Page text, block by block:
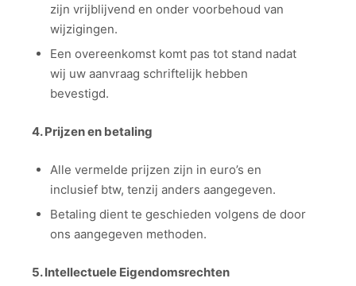
zijn vrijblijvend en onder voorbehoud van
wijzigingen.
Een overeenkomst komt pas tot stand nadat
wij uw aanvraag schriftelijk hebben
bevestigd.
4. Prijzen en betaling
Alle vermelde prijzen zijn in euro’s en
inclusief btw, tenzij anders aangegeven.
Betaling dient te geschieden volgens de door
ons aangegeven methoden.
5. Intellectuele Eigendomsrechten